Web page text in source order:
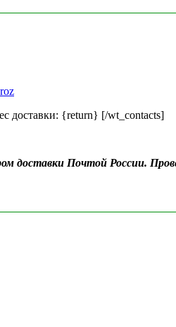
доставки: {return} [/wt_contacts]
доставки Почтой России.